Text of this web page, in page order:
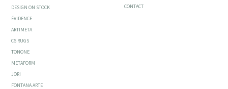
DESIGN ON STOCK
ÉVIDENCE
ARTIMETA
CS RUGS
TONONE
METAFORM
JORI
FONTANA ARTE
CONTACT